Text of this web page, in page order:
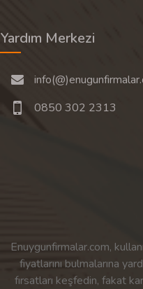
Yardım Merkezi
0850 302 2313
Enuygunfirmalar.com,
fiyatlarını bulmalarına
fırsatları keşfedin, fakat